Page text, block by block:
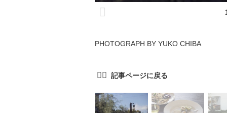
PHOTOGRAPH BY YUKO CHIBA